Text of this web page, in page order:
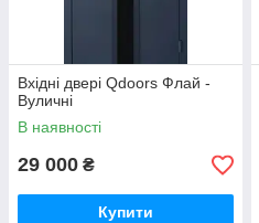
Вхідні двері Qdoors Флай -
Вуличні
В наявності
29 000 ₴
Купити